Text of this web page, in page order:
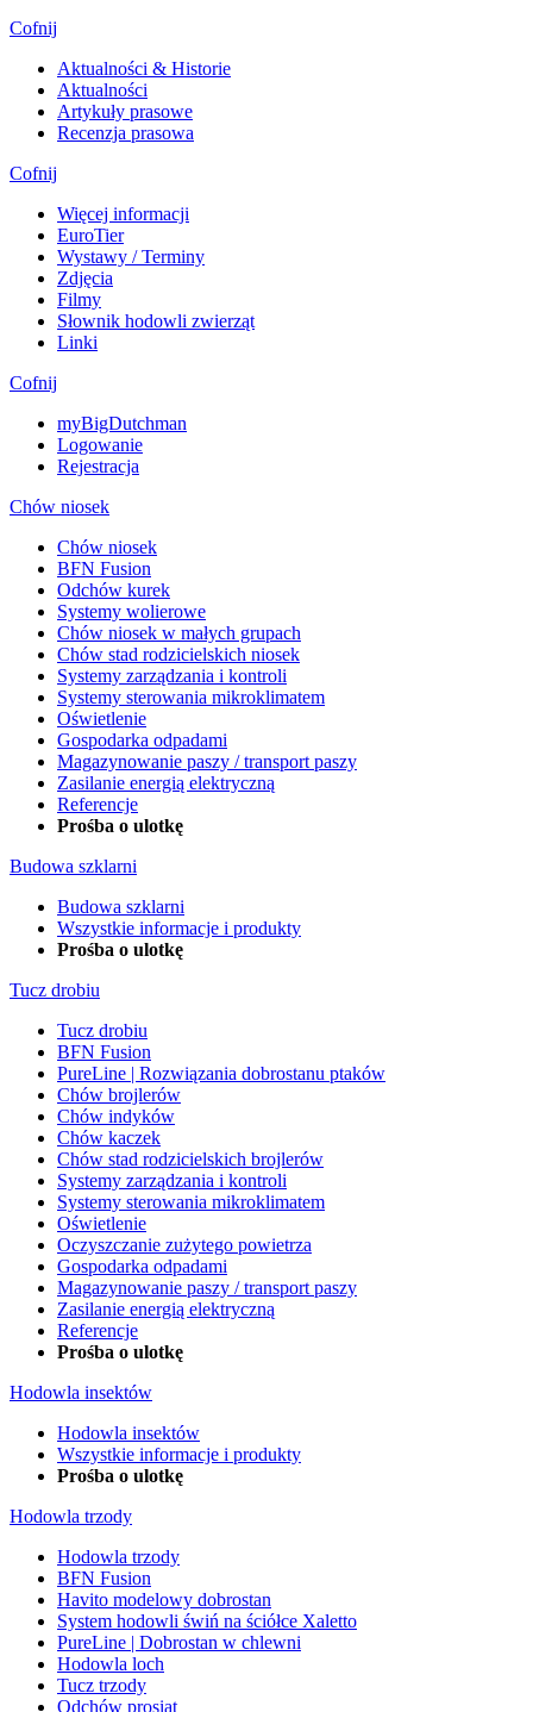
Cofnij
Aktualności & Historie
Aktualności
Artykuły prasowe
Recenzja prasowa
Cofnij
Więcej informacji
EuroTier
Wystawy / Terminy
Zdjęcia
Filmy
Słownik hodowli zwierząt
Linki
Cofnij
myBigDutchman
Logowanie
Rejestracja
Chów niosek
Chów niosek
BFN Fusion
Odchów kurek
Systemy wolierowe
Chów niosek w małych grupach
Chów stad rodzicielskich niosek
Systemy zarządzania i kontroli
Systemy sterowania mikroklimatem
Oświetlenie
Gospodarka odpadami
Magazynowanie paszy / transport paszy
Zasilanie energią elektryczną
Referencje
Prośba o ulotkę
Budowa szklarni
Budowa szklarni
Wszystkie informacje i produkty
Prośba o ulotkę
Tucz drobiu
Tucz drobiu
BFN Fusion
PureLine | Rozwiązania dobrostanu ptaków
Chów brojlerów
Chów indyków
Chów kaczek
Chów stad rodzicielskich brojlerów
Systemy zarządzania i kontroli
Systemy sterowania mikroklimatem
Oświetlenie
Oczyszczanie zużytego powietrza
Gospodarka odpadami
Magazynowanie paszy / transport paszy
Zasilanie energią elektryczną
Referencje
Prośba o ulotkę
Hodowla insektów
Hodowla insektów
Wszystkie informacje i produkty
Prośba o ulotkę
Hodowla trzody
Hodowla trzody
BFN Fusion
Havito modelowy dobrostan
System hodowli świń na ściółce Xaletto
PureLine | Dobrostan w chlewni
Hodowla loch
Tucz trzody
Odchów prosiąt